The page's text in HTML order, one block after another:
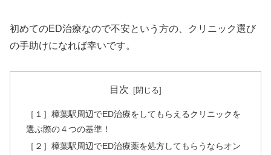
初めてのED治療なので不安という方の、クリニック選び
の手助けになれば幸いです。
目次
［１］樟葉駅周辺でED治療をしてもらえるクリニックを
選ぶ際の４つの基準！
［２］樟葉駅周辺でED治療薬を処方してもらうならオン